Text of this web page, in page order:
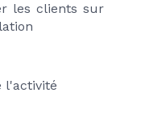
les clients sur
l'activité